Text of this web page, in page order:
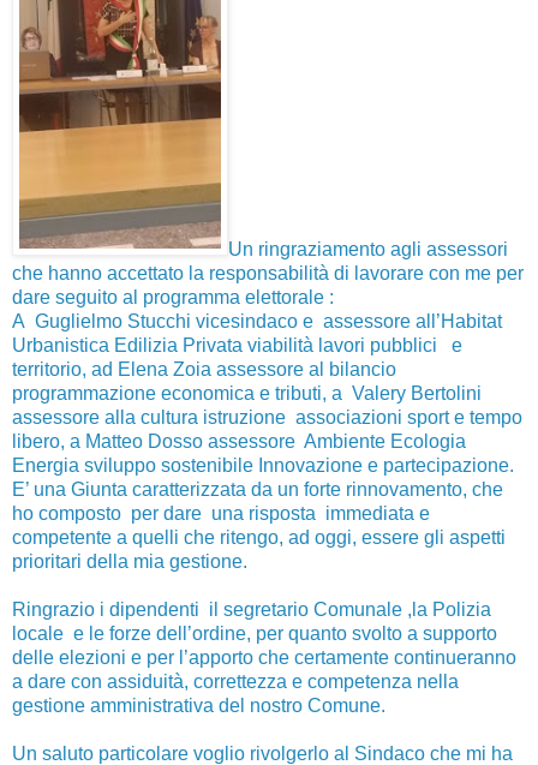
Un ringraziamento agli assessori
che hanno accettato la responsabilità di lavorare con me per
dare seguito al programma elettorale :
A Guglielmo Stucchi vicesindaco e assessore all’Habitat
Urbanistica Edilizia Privata viabilità lavori pubblici e
territorio, ad Elena Zoia assessore al bilancio
programmazione economica e tributi, a Valery Bertolini
assessore alla cultura istruzione associazioni sport e tempo
libero, a Matteo Dosso assessore Ambiente Ecologia
Energia sviluppo sostenibile Innovazione e partecipazione.
E’ una Giunta caratterizzata da un forte rinnovamento, che
ho composto per dare una risposta immediata e
competente a quelli che ritengo, ad oggi, essere gli aspetti
prioritari della mia gestione.
Ringrazio i dipendenti il segretario Comunale ,la Polizia
locale e le forze dell’ordine, per quanto svolto a supporto
delle elezioni e per l’apporto che certamente continueranno
a dare con assiduità, correttezza e competenza nella
gestione amministrativa del nostro Comune.
Un saluto particolare voglio rivolgerlo al Sindaco che mi ha